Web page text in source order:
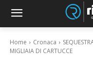
Home Cronaca
MIGLIAIA DI CARTUCCE